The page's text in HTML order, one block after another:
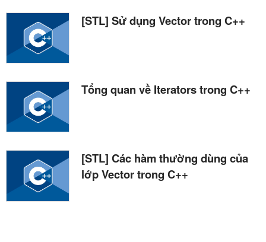
[STL] Sử dụng Vector trong C++
Tổng quan về Iterators trong C++
[STL] Các hàm thường dùng của
lớp Vector trong C++